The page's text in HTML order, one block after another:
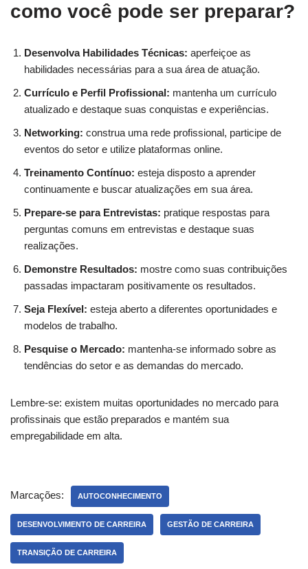
como você pode ser preparar?
Desenvolva Habilidades Técnicas: aperfeiçoe as
habilidades necessárias para a sua área de atuação.
Currículo e Perfil Profissional: mantenha um currículo
atualizado e destaque suas conquistas e experiências.
Networking: construa uma rede profissional, participe de
eventos do setor e utilize plataformas online.
Treinamento Contínuo: esteja disposto a aprender
continuamente e buscar atualizações em sua área.
Prepare-se para Entrevistas: pratique respostas para
perguntas comuns em entrevistas e destaque suas
realizações.
Demonstre Resultados: mostre como suas contribuições
passadas impactaram positivamente os resultados.
Seja Flexível: esteja aberto a diferentes oportunidades e
modelos de trabalho.
Pesquise o Mercado: mantenha-se informado sobre as
tendências do setor e as demandas do mercado.
Lembre-se: existem muitas oportunidades no mercado para
profissinais que estão preparados e mantém sua
empregabilidade em alta.
Marcações: AUTOCONHECIMENTO
DESENVOLVIMENTO DE CARREIRA GESTÃO DE CARREIRA
TRANSIÇÃO DE CARREIRA